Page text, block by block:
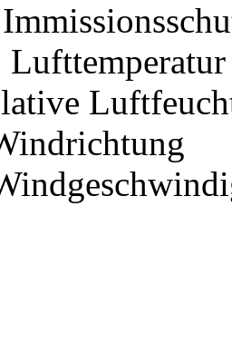
Lufttemperatur